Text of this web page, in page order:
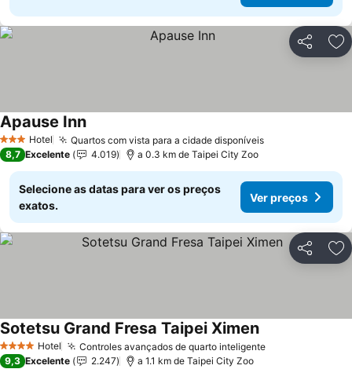
Partilhar
3 EstrelasHotel Quartos com vista para a cidade disponíveisVer preços
Apause InnVer preços
8,7 Excelente 4.019 a 0.3 km de Taipei City Zoo
Selecione as datas para ver os preços
exatos.
Ver preços
Partilhar
4 EstrelasHotel Controles avançados de quarto inteligenteVer preços
Sotetsu Grand Fresa Taipei XimenVer preços
9,3 Excelente 2.247 a 1.1 km de Taipei City Zoo